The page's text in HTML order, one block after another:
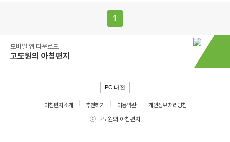
1
모바일 앱 다운로드
고도원의 아침편지
PC 버전
아침편지 소개 추천하기 이용약관
개인정보 처리방침
ⓒ 고도원의 아침편지